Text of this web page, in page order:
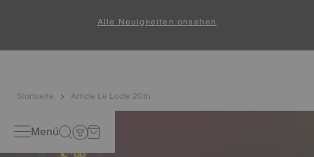
Alle Neuigkeiten ansehen
Startseite Article Le Locle 20th
Menü